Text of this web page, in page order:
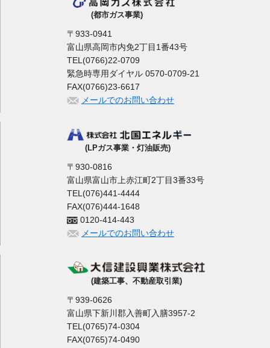
(都市ガス事業)
〒933-0941
富山県高岡市内免2丁目1番43号
TEL(0766)22-0709
緊急時専用ダイヤル 0570-0709-21
FAX(0766)23-6617
メールでのお問い合わせ
(LPガス事業・灯油販売)
〒930-0816
富山県富山市上赤江町2丁目3番33号
TEL(076)441-4444
FAX(076)444-1648
0120-414-443
メールでのお問い合わせ
(建築工事、不動産取引業)
〒939-0626
富山県下新川郡入善町入膳3957-2
TEL(0765)74-0304
FAX(0765)74-0490